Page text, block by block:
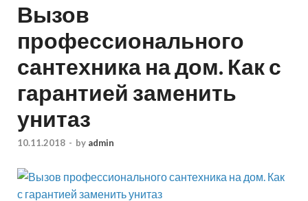
Вызов
профессионального
сантехника на дом. Как с
гарантией заменить
унитаз
10.11.2018 - by admin